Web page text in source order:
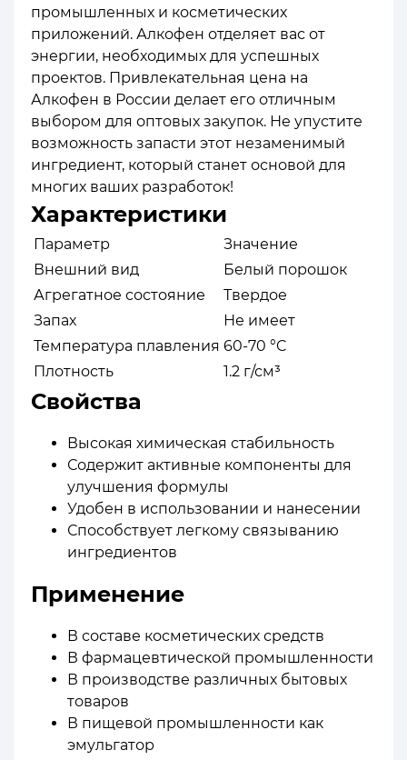
промышленных и косметических
приложений. Алкофен отделяет вас от
энергии, необходимых для успешных
проектов. Привлекательная цена на
Алкофен в России делает его отличным
выбором для оптовых закупок. Не упустите
возможность запасти этот незаменимый
ингредиент, который станет основой для
многих ваших разработок!
Характеристики
Параметр
Значение
Внешний вид
Белый порошок
Агрегатное состояние
Твердое
Запах
Не имеет
Температура плавления 60-70 °C
Плотность
1.2 г/см³
Свойства
Высокая химическая стабильность
Содержит активные компоненты для
улучшения формулы
Удобен в использовании и нанесении
Способствует легкому связыванию
ингредиентов
Применение
В составе косметических средств
В фармацевтической промышленности
В производстве различных бытовых
товаров
В пищевой промышленности как
эмульгатор